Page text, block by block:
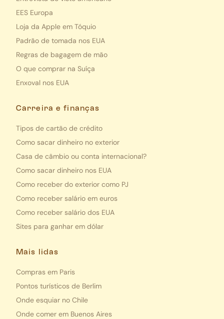
EES Europa
Loja da Apple em Tóquio
Padrão de tomada nos EUA
Regras de bagagem de mão
O que comprar na Suíça
Enxoval nos EUA
Carreira e finanças
Tipos de cartão de crédito
Como sacar dinheiro no exterior
Casa de câmbio ou conta internacional?
Como sacar dinheiro nos EUA
Como receber do exterior como PJ
Como receber salário em euros
Como receber salário dos EUA
Sites para ganhar em dólar
Mais lidas
Compras em Paris
Pontos turísticos de Berlim
Onde esquiar no Chile
Onde comer em Buenos Aires